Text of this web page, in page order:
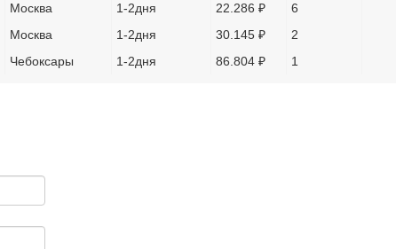
Москва 1-2дня 22.286 ₽
6
Москва 1-2дня 30.145 ₽
2
Чебоксары 1-2дня 86.804 ₽ 1